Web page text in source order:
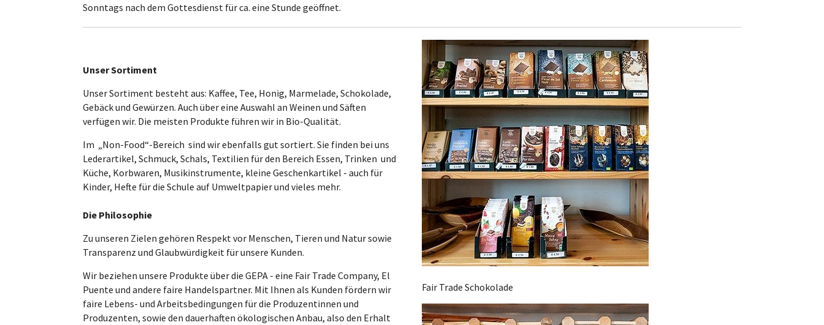
Sonntags nach dem Gottesdienst für ca. eine Stunde geöffnet.
Unser Sortiment
Unser Sortiment besteht aus: Kaffee, Tee, Honig, Marmelade, Schokolade,
Gebäck und Gewürzen. Auch über eine Auswahl an Weinen und Säften
verfügen wir. Die meisten Produkte führen wir in Bio-Qualität.
Im „Non-Food“-Bereich sind wir ebenfalls gut sortiert. Sie finden bei uns
Lederartikel, Schmuck, Schals, Textilien für den Bereich Essen, Trinken und
Küche, Korbwaren, Musikinstrumente, kleine Geschenkartikel - auch für
Kinder, Hefte für die Schule auf Umweltpapier und vieles mehr.
Die Philosophie
Zu unseren Zielen gehören Respekt vor Menschen, Tieren und Natur sowie
Transparenz und Glaubwürdigkeit für unsere Kunden.
Wir beziehen unsere Produkte über die GEPA - eine Fair Trade Company, El
Puente und andere faire Handelspartner. Mit Ihnen als Kunden fördern wir
faire Lebens- und Arbeitsbedingungen für die Produzentinnen und
Produzenten, sowie den dauerhaften ökologischen Anbau, also den Erhalt
Fair Trade Schokolade